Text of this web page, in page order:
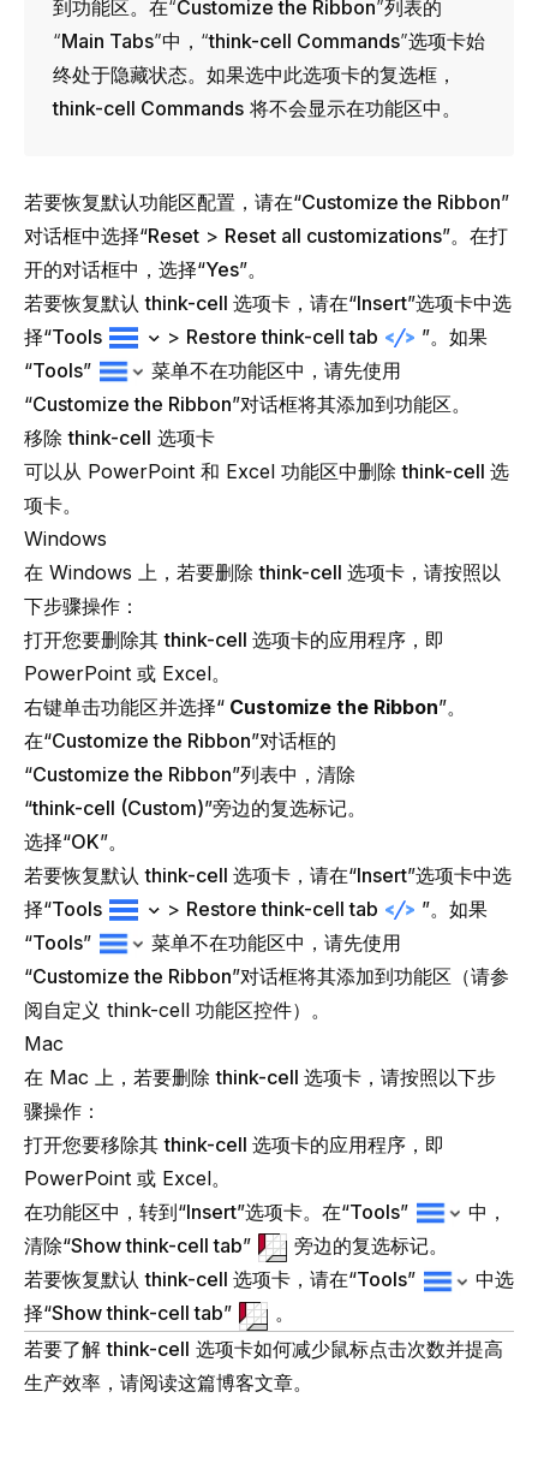
到功能区。在“Customize the Ribbon”列表的
“Main Tabs”中，“think-cell Commands”选项卡始
终处于隐藏状态。如果选中此选项卡的复选框，
think-cell Commands 将不会显示在功能区中。
若要恢复默认功能区配置，请在“Customize the Ribbon”
对话框中选择“Reset > Reset all customizations”。在打
开的对话框中，选择“Yes”。
若要恢复默认think-cell 选项卡，请在“Insert”选项卡中选
择“Tools > Restore think-cell tab
”。如果
“Tools”
菜单不在功能区中，请先使用
“Customize the Ribbon”对话框将其添加到功能区。
移除think-cell 选项卡
可以从 PowerPoint 和 Excel 功能区中删除think-cell 选
项卡。
Windows
在 Windows 上，若要删除think-cell 选项卡，请按照以
下步骤操作：
打开您要删除其think-cell 选项卡的应用程序，即
PowerPoint 或 Excel。
右键单击功能区并选择“ Customize the Ribbon”。
在“Customize the Ribbon”对话框的
“Customize the Ribbon”列表中，清除
“think-cell (Custom)”旁边的复选标记。
选择“OK”。
若要恢复默认think-cell 选项卡，请在“Insert”选项卡中选
择“Tools > Restore think-cell tab
”。如果
“Tools”
菜单不在功能区中，请先使用
“Customize the Ribbon”对话框将其添加到功能区（请参
阅自定义 think-cell 功能区控件）。
Mac
在 Mac 上，若要删除think-cell 选项卡，请按照以下步
骤操作：
打开您要移除其think-cell 选项卡的应用程序，即
PowerPoint 或 Excel。
在功能区中，转到“Insert”选项卡。在“Tools”
中，
清除“Showthink-cell tab”
旁边的复选标记。
若要恢复默认think-cell 选项卡，请在“Tools”
中选
择“Showthink-cell tab”
。
若要了解think-cell 选项卡如何减少鼠标点击次数并提高
生产效率， 请阅读这篇博客文章。